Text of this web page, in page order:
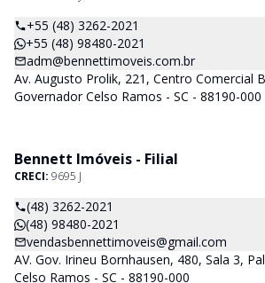
+55 (48) 3262-2021
+55 (48) 98480-2021
adm@bennettimoveis.com.br
Av. Augusto Prolik, 221, Centro Comercial
Governador Celso Ramos - SC - 88190-000
Bennett Imóveis - Filial
CRECI: 9695 J
(48) 3262-2021
(48) 98480-2021
vendasbennettimoveis@gmail.com
AV. Gov. Irineu Bornhausen, 480, Sala 3,
Celso Ramos - SC - 88190-000